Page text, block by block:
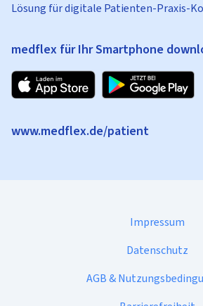
Lösung für digitale Patienten-Praxis-
medflex für Ihr Smartphone
www.medflex.de/patient
Impressum
Datenschutz
AGB &